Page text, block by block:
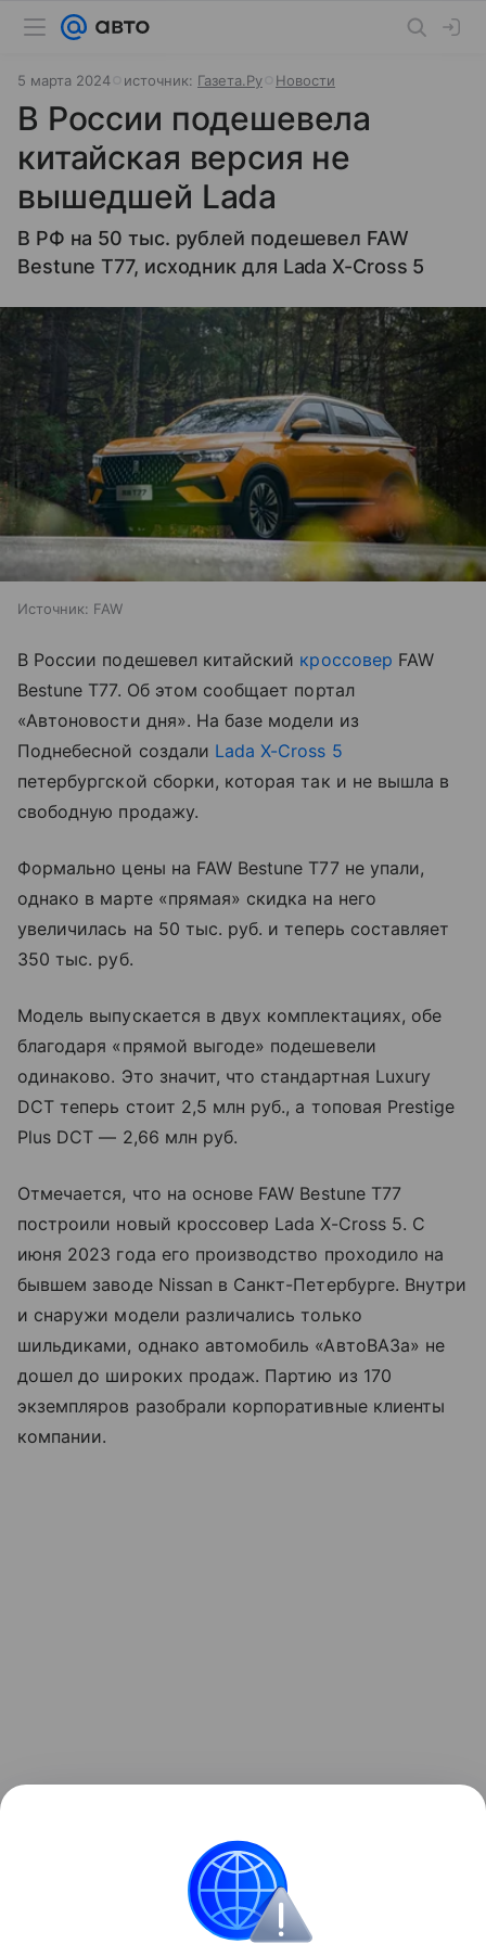
5 марта 2024 источник: Газета.Ру Новости
В России подешевела
китайская версия не
вышедшей Lada
В РФ на 50 тыс. рублей подешевел FAW
Bestune T77, исходник для Lada X-Cross 5
Источник: FAW
В России подешевел китайский кроссовер FAW
Bestune T77. Об этом сообщает портал
«Автоновости дня». На базе модели из
Поднебесной создали Lada X-Cross 5
петербургской сборки, которая так и не вышла в
свободную продажу.
Формально цены на FAW Bestune T77 не упали,
однако в марте «прямая» скидка на него
увеличилась на 50 тыс. руб. и теперь составляет
350 тыс. руб.
Модель выпускается в двух комплектациях, обе
благодаря «прямой выгоде» подешевели
одинаково. Это значит, что стандартная Luxury
DCT теперь стоит 2,5 млн руб., а топовая Prestige
Plus DCT — 2,66 млн руб.
Отмечается, что на основе FAW Bestune T77
построили новый кроссовер Lada X-Cross 5. С
июня 2023 года его производство проходило на
бывшем заводе Nissan в Санкт-Петербурге. Внутри
и снаружи модели различались только
шильдиками, однако автомобиль «АвтоВАЗа» не
дошел до широких продаж. Партию из 170
экземпляров разобрали корпоративные клиенты
компании.